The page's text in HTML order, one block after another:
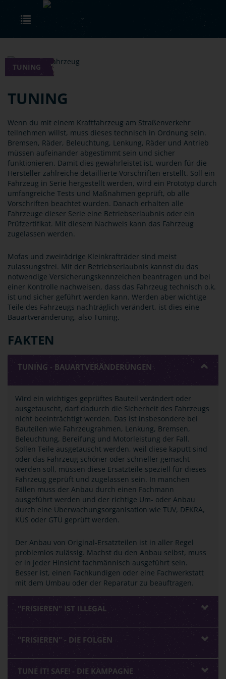
Skip to main content
TUNING
TUNING
Wenn du mit einem Kraftfahrzeug am Straßenverkehr
teilnehmen willst, muss dieses technisch in Ordnung sein.
Bremsen, Räder, Beleuchtung, Lenkung, Räder und Antrieb
müssen aufeinander abgestimmt sein und sicher
funktionieren. Damit dies gewährleistet ist, wurden für die
Hersteller zahlreiche detaillierte Vorschriften erstellt. Soll ein
Fahrzeug in Serie hergestellt werden, wird ein Prototyp durch
umfangreiche Tests und Maßnahmen geprüft, ob alle
Vorschriften beachtet wurden. Danach erhalten alle
Fahrzeuge dieser Serie eine Betriebserlaubnis oder ein
Prüfzertifikat. Mit diesem Nachweis kann das Fahrzeug
zugelassen werden.
Mofas und zweirädrige Kleinkrafträder sind meist
zulassungsfrei. Mit der Betriebserlaubnis kannst du das
notwendige Versicherungskennzeichen beantragen und bei
einer Kontrolle nachweisen, dass das Fahrzeug technisch o.k.
ist und sicher geführt werden kann. Werden aber wichtige
Teile des Fahrzeugs nachträglich verändert, ist dies eine
Bauartveränderung, also Tuning.
FAKTEN
TUNING - BAUARTVERÄNDERUNGEN
Wird ein wichtiges geprüftes Bauteil verändert oder
ausgetauscht, darf dadurch die Sicherheit des Fahrzeugs
nicht beeinträchtigt werden. Das ist insbesondere bei
Bauteilen wie Fahrzeugrahmen, Lenkung, Bremsen,
Beleuchtung, Bereifung und Motorleistung der Fall.
Sollen Teile ausgetauscht werden, weil diese kaputt sind
oder das Fahrzeug schöner oder schneller gemacht
werden soll, müssen diese Ersatzteile speziell für dieses
Fahrzeug geprüft und zugelassen sein. In manchen
Fällen muss der Anbau durch einen Fachmann
ausgeführt werden und der richtige Um- oder Anbau
durch eine Überwachungsorganisation wie TÜV, DEKRA,
KÜS oder GTÜ geprüft werden.
Der Anbau von Original-Ersatzteilen ist in aller Regel
problemlos zulässig. Machst du den Anbau selbst, muss
er in jeder Hinsicht fachmännisch ausgeführt sein.
Besser ist, einen Fachkundigen oder eine Fachwerkstatt
mit dem Umbau oder der Reparatur zu beauftragen.
"FRISIEREN" IST ILLEGAL
"FRISIEREN" - DIE FOLGEN
TUNE IT! SAFE! - DIE KAMPAGNE